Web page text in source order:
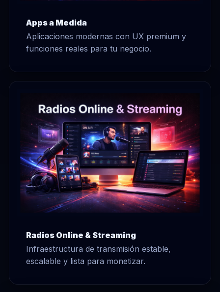
Apps a Medida
Aplicaciones modernas con UX premium y
funciones reales para tu negocio.
Radios Online & Streaming
Infraestructura de transmisión estable,
escalable y lista para monetizar.